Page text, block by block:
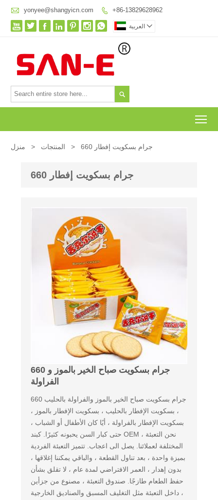
 yonyee@shangyicn.com  +86-13829628962
       العربية 

منزل > المنتجات > 660 جرام بسكويت إفطار
660 جرام بسكويت إفطار
660 جرام بسكويت صباح الخير بالموز و
الفراولة
660 جرام بسكويت صباح الخير بالموز والفراولة بالحليب
، بسكويت الإفطار بالحليب ، بسكويت الإفطار بالموز ،
بسكويت الإفطار بالفراولة ، أيًا كان الأطفال أو الشباب ،
حتى كبار السن يحبونه كثيرًا. كبند OEM ، نحن التعبئة
المختلفة لعملائنا. يصل الى اعجاب. تتميز التعبئة الفردية
بميزة واحدة ، بعد تناول القطعة ، والباقي يمكننا إغلاقها ،
بدون إهدار ، العمر الافتراضي لمدة عام ، لا تقلق بشأن
حفظ الطعام طازجًا. صندوق التعبئة ، مصنوع من جزأين
، داخل التعبئة مثل التغليف المسبق والصناديق الخارجية